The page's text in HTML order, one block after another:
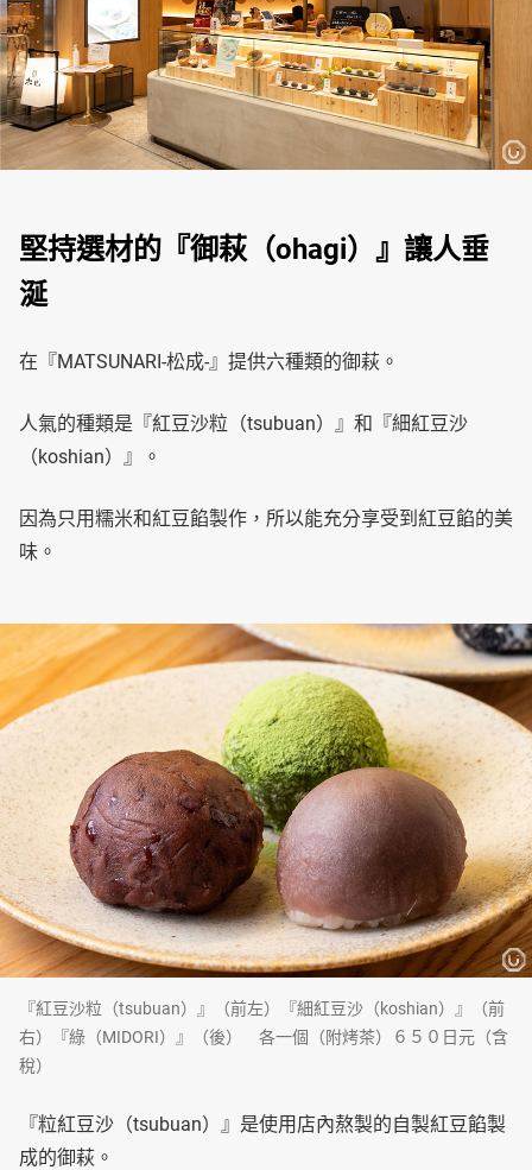
堅持選材的『御萩（ohagi）』讓人垂
涎
在『MATSUNARI-松成-』提供六種類的御萩。
人氣的種類是『紅豆沙粒（tsubuan）』和『細紅豆沙
（koshian）』。
因為只用糯米和紅豆餡製作，所以能充分享受到紅豆餡的美
味。
『紅豆沙粒（tsubuan）』（前左）『細紅豆沙（koshian）』（前
右）『綠（MIDORI）』（後） 各一個（附烤茶）６５０日元（含
稅）
『粒紅豆沙（tsubuan）』是使用店內熬製的自製紅豆餡製
成的御萩。